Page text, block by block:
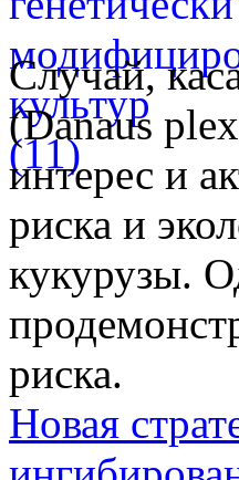
Случай,
(Danaus
интерес и
риска и
кукурузы.
риска.
Новая